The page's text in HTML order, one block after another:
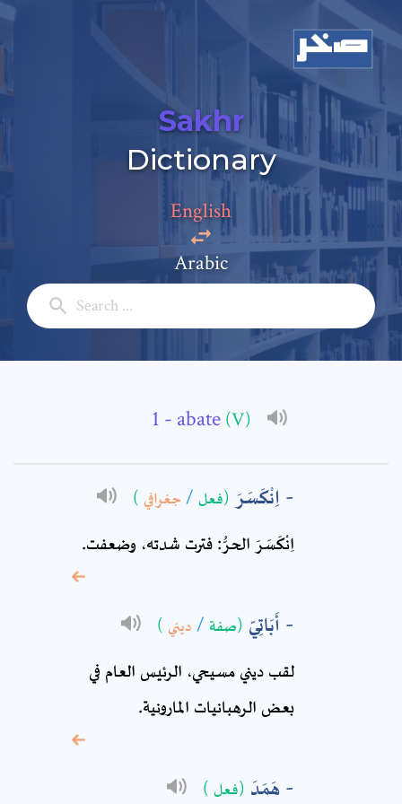
Sakhr
Dictionary
English
Arabic
- abate (V)
اِنْكَسَرَ (فعل / جغرافي )
اِنْكَسَرَ الحرُّ: فترت شدته، وضعفت.
أَبَاتِيّ (صفة / ديني )
لقب ديني مسيحي، الرئيس العام في
بعض الرهبانيات المارونية.
هَمَدَ (فعل )
Add a comment
Email: *
Comment: *
* sign, it means are